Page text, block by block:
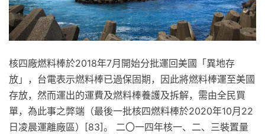
核四廠燃料棒於2018年7月開始分批運回美國「異地存
放」，台電表示燃料棒已過保固期，因此將燃料棒運至美國
存放，然而運出的運費及燃料棒養護及拆解，需由全民買
單，為此事之弊端（最後一批核四燃料棒於2020年10月22
日凌晨運離廠區）[83]。 二〇一四年核一、二、三裝置量